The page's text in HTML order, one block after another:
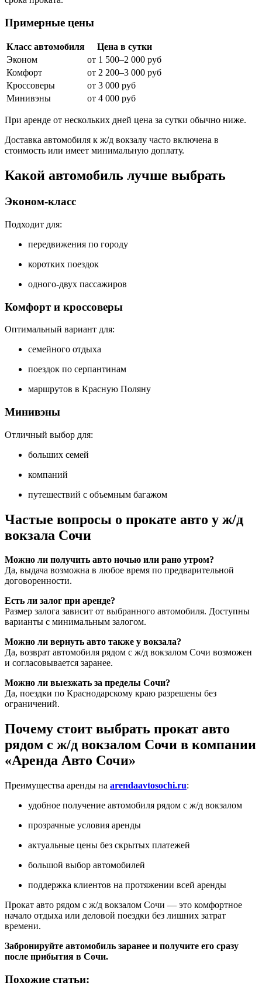
Примерные цены
Класс автомобиля
Цена в сутки
Эконом
от 1 500–2 000 руб
Комфорт
от 2 200–3 000 руб
Кроссоверы
от 3 000 руб
Минивэны
от 4 000 руб
При аренде от нескольких дней цена за сутки обычно ниже.
Доставка автомобиля к ж/д вокзалу часто включена в
стоимость или имеет минимальную доплату.
Какой автомобиль лучше выбрать
Эконом-класс
Подходит для:
передвижения по городу
коротких поездок
одного-двух пассажиров
Комфорт и кроссоверы
Оптимальный вариант для:
семейного отдыха
поездок по серпантинам
маршрутов в Красную Поляну
Минивэны
Отличный выбор для:
больших семей
компаний
путешествий с объемным багажом
Частые вопросы о прокате авто у ж/д
вокзала Сочи
Можно ли получить авто ночью или рано утром?
Да, выдача возможна в любое время по предварительной
договоренности.
Есть ли залог при аренде?
Размер залога зависит от выбранного автомобиля. Доступны
варианты с минимальным залогом.
Можно ли вернуть авто также у вокзала?
Да, возврат автомобиля рядом с ж/д вокзалом Сочи возможен
и согласовывается заранее.
Можно ли выезжать за пределы Сочи?
Да, поездки по Краснодарскому краю разрешены без
ограничений.
Почему стоит выбрать прокат авто
рядом с ж/д вокзалом Сочи в компании
«Аренда Авто Сочи»
Преимущества аренды на arendaavtosochi.ru:
удобное получение автомобиля рядом с ж/д вокзалом
прозрачные условия аренды
актуальные цены без скрытых платежей
большой выбор автомобилей
поддержка клиентов на протяжении всей аренды
Прокат авто рядом с ж/д вокзалом Сочи — это комфортное
начало отдыха или деловой поездки без лишних затрат
времени.
Забронируйте автомобиль заранее и получите его сразу
после прибытия в Сочи.
Похожие статьи: